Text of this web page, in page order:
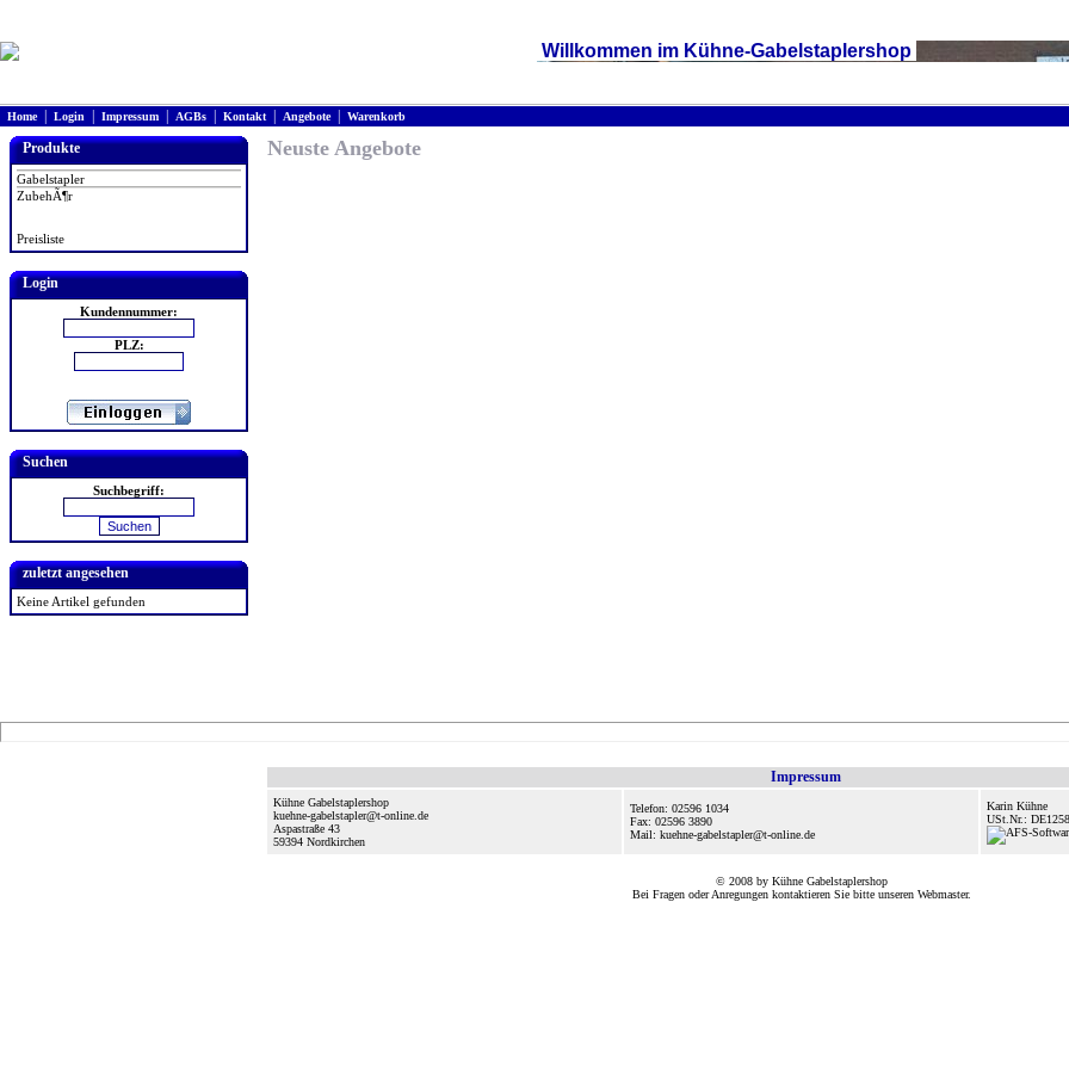
Willkommen im Kühne-Gabelstaplershop
Home| Login Impressum AGBs Kontakt| Angebote| Warenkorb
Produkte
Gabelstapler
ZubehÃ¶r
Preisliste
Login
Kundennummer:
PLZ:
Suchen
Suchbegriff:
zuletzt angesehen
Keine Artikel gefunden
Neuste Angebote
Impressum
Kühne Gabelstaplershop
kuehne-gabelstapler@t-online.de
Aspastraße 43
59394 Nordkirchen
Telefon: 02596 1034
Fax: 02596 3890
Mail: kuehne-gabelstapler@t-online.de
Karin Kühne
USt.Nr.:
© 2008 by Kühne Gabelstaplershop
Bei Fragen oder Anregungen kontaktieren Sie bitte unseren Webmaster.